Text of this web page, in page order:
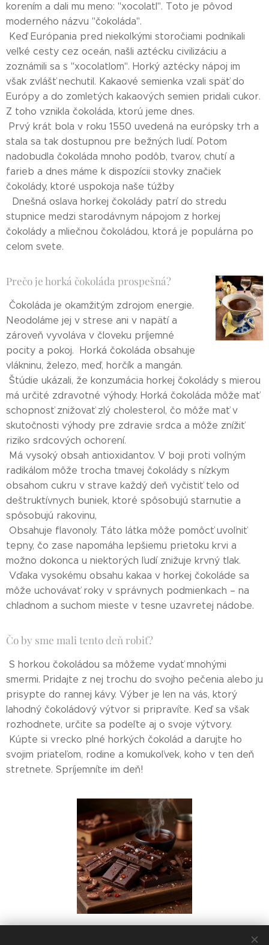
korením a dali mu meno: "xocolatl". Toto je pôvod
moderného názvu "čokoláda".
Keď Európania pred niekoľkými storočiami podnikali
veľké cesty cez oceán, našli aztécku civilizáciu a
zoznámili sa s "xocolatlom". Horký aztécky nápoj im
však zvlášť nechutil. Kakaové semienka vzali späť do
Európy a do zomletých kakaových semien pridali cukor.
Z toho vznikla čokoláda, ktorú jeme dnes.
Prvý krát bola v roku 1550 uvedená na európsky trh a
stala sa tak dostupnou pre bežných ľudí. Potom
nadobudla čokoláda mnoho podôb, tvarov, chutí a
farieb a dnes máme k dispozícii stovky značiek
čokolády, ktoré uspokoja naše túžby
Dnešná oslava horkej čokolády patrí do stredu
stupnice medzi starodávnym nápojom z horkej
čokolády a mliečnou čokoládou, ktorá je populárna po
celom svete.
Prečo je horká čokoláda prospešná?
Čokoláda je okamžitým zdrojom energie.
Neodoláme jej v strese ani v napätí a
zároveň vyvoláva v človeku príjemné
pocity a pokoj. Horká čokoláda obsahuje
vlákninu, železo, meď, horčík a mangán.
Štúdie ukázali, že konzumácia horkej čokolády s mierou
má určité zdravotné výhody. Horká čokoláda môže mať
schopnosť znižovať zlý cholesterol, čo môže mať v
skutočnosti výhody pre zdravie srdca a môže znížiť
riziko srdcových ochorení.
Má vysoký obsah antioxidantov. V boji proti voľným
radikálom môže trocha tmavej čokolády s nízkym
obsahom cukru v strave každý deň vyčistiť telo od
deštruktívnych buniek, ktoré spôsobujú starnutie a
spôsobujú rakovinu,
Obsahuje flavonoly. Táto látka môže pomôcť uvoľniť
tepny, čo zase napomáha lepšiemu prietoku krvi a
možno dokonca u niektorých ľudí znižuje krvný tlak.
Vďaka vysokému obsahu kakaa v horkej čokoláde sa
môže uchovávať roky v správnych podmienkach – na
chladnom a suchom mieste v tesne uzavretej nádobe.
Čo by sme mali tento deň robiť?
S horkou čokoládou sa môžeme vydať mnohými
smermi. Pridajte z nej trochu do svojho pečenia alebo ju
prisypte do rannej kávy. Výber je len na vás, ktorý
lahodný čokoládový výtvor si pripravíte. Keď sa však
rozhodnete, určite sa podeľte aj o svoje výtvory.
Kúpte si vrecko plné horkých čokolád a darujte ho
svojim priateľom, rodine a komukoľvek, koho v ten deň
stretnete. Spríjemníte im deň!